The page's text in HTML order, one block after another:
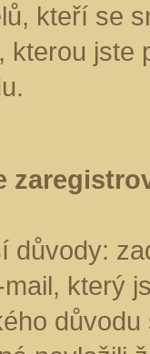
kteří se
kterou jste
důvody:
který